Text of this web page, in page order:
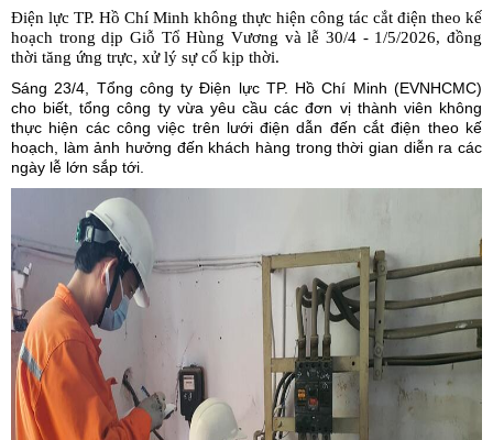
Điện lực TP. Hồ Chí Minh không thực hiện công tác cắt điện theo kế
hoạch trong dịp Giỗ Tổ Hùng Vương và lễ 30/4 - 1/5/2026, đồng
thời tăng ứng trực, xử lý sự cố kịp thời.
Sáng 23/4, Tổng công ty Điện lực TP. Hồ Chí Minh (EVNHCMC)
cho biết, tổng công ty vừa yêu cầu các đơn vị thành viên không
thực hiện các công việc trên lưới điện dẫn đến cắt điện theo kế
hoạch, làm ảnh hưởng đến khách hàng trong thời gian diễn ra các
ngày lễ lớn sắp tới.